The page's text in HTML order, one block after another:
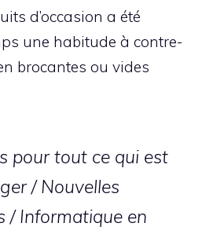
d’occasion a été
une habitude à contre-
brocantes ou vides
pour tout ce qui est
/ Nouvelles
/ Informatique en